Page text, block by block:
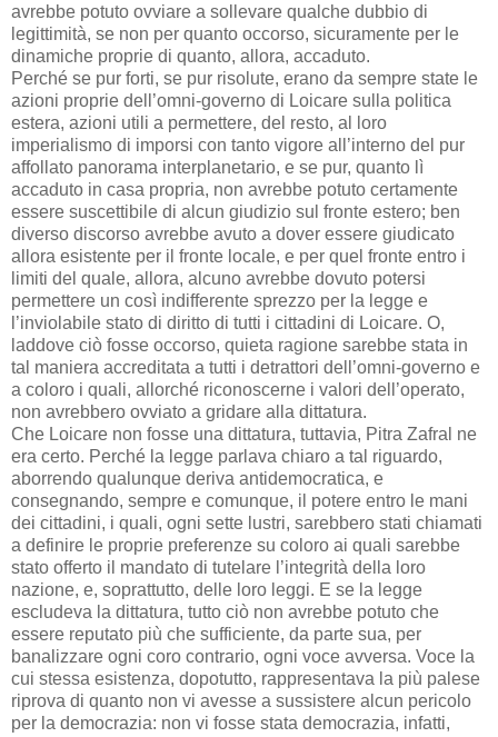
avrebbe potuto ovviare a sollevare qualche dubbio di
legittimità, se non per quanto occorso, sicuramente per le
dinamiche proprie di quanto, allora, accaduto.
Perché se pur forti, se pur risolute, erano da sempre state le
azioni proprie dell’omni-governo di Loicare sulla politica
estera, azioni utili a permettere, del resto, al loro
imperialismo di imporsi con tanto vigore all’interno del pur
affollato panorama interplanetario, e se pur, quanto lì
accaduto in casa propria, non avrebbe potuto certamente
essere suscettibile di alcun giudizio sul fronte estero; ben
diverso discorso avrebbe avuto a dover essere giudicato
allora esistente per il fronte locale, e per quel fronte entro i
limiti del quale, allora, alcuno avrebbe dovuto potersi
permettere un così indifferente sprezzo per la legge e
l’inviolabile stato di diritto di tutti i cittadini di Loicare. O,
laddove ciò fosse occorso, quieta ragione sarebbe stata in
tal maniera accreditata a tutti i detrattori dell’omni-governo e
a coloro i quali, allorché riconoscerne i valori dell’operato,
non avrebbero ovviato a gridare alla dittatura.
Che Loicare non fosse una dittatura, tuttavia, Pitra Zafral ne
era certo. Perché la legge parlava chiaro a tal riguardo,
aborrendo qualunque deriva antidemocratica, e
consegnando, sempre e comunque, il potere entro le mani
dei cittadini, i quali, ogni sette lustri, sarebbero stati chiamati
a definire le proprie preferenze su coloro ai quali sarebbe
stato offerto il mandato di tutelare l’integrità della loro
nazione, e, soprattutto, delle loro leggi. E se la legge
escludeva la dittatura, tutto ciò non avrebbe potuto che
essere reputato più che sufficiente, da parte sua, per
banalizzare ogni coro contrario, ogni voce avversa. Voce la
cui stessa esistenza, dopotutto, rappresentava la più palese
riprova di quanto non vi avesse a sussistere alcun pericolo
per la democrazia: non vi fosse stata democrazia, infatti,